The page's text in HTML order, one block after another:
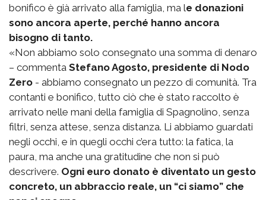
bonifico è già arrivato alla famiglia, ma le donazioni
sono ancora aperte, perché hanno ancora
bisogno di tanto.
«Non abbiamo solo consegnato una somma di denaro
– commenta Stefano Agosto, presidente di Nodo
Zero - abbiamo consegnato un pezzo di comunità. Tra
contanti e bonifico, tutto ciò che è stato raccolto è
arrivato nelle mani della famiglia di Spagnolino, senza
filtri, senza attese, senza distanza. Li abbiamo guardati
negli occhi, e in quegli occhi c’era tutto: la fatica, la
paura, ma anche una gratitudine che non si può
descrivere. Ogni euro donato è diventato un gesto
concreto, un abbraccio reale, un “ci siamo” che